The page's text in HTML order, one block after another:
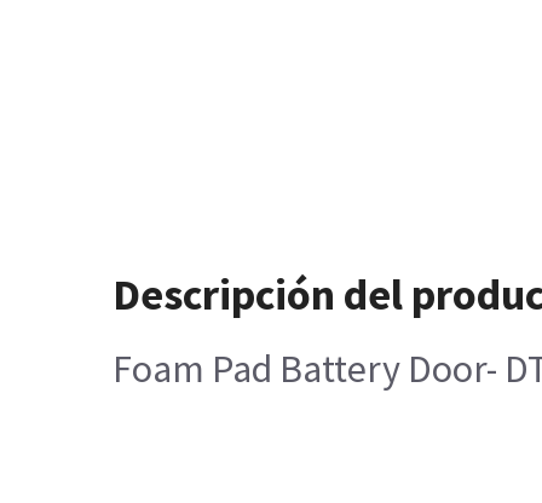
Descripción del
Foam Pad Battery Door-